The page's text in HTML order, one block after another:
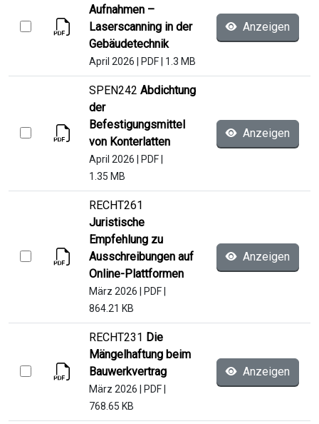
Aufnahmen –
Laserscanning in der
Gebäudetechnik
April 2026 PDF 1.3 MB
Anzeigen
SPEN242 Abdichtung
der
Befestigungsmittel
von Konterlatten
April 2026 PDF
1.35 MB
Anzeigen
RECHT261
Juristische
Empfehlung zu
Ausschreibungen auf
Online-Plattformen
März 2026 PDF
864.21 KB
Anzeigen
RECHT231 Die
Mängelhaftung beim
Bauwerkvertrag
März 2026 PDF
768.65 KB
Anzeigen